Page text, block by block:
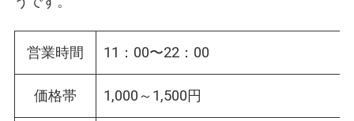
営業時間 11：00〜22：00
価格帯 1,000～1,500円